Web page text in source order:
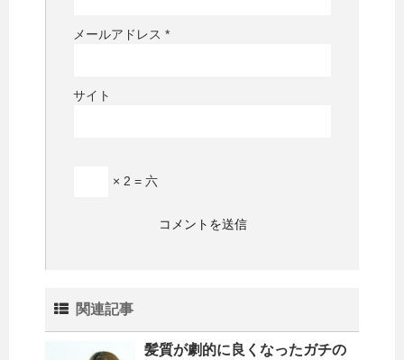
メールアドレス *
サイト
× 2 = 六
関連記事
髪質が劇的に良くなったガチの